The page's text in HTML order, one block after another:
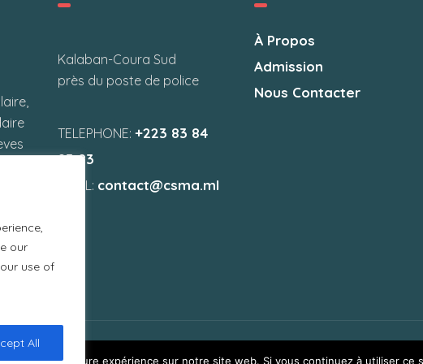
our
use of
All
du
Kalaban-Coura Sud
près du poste de police
TELEPHONE: +223 83 84
83 83
EMAIL: contact@csma.ml
À Propos
Admission
Nous Contacter
la meilleure expérience sur notre site web. Si vous continuez à utiliser